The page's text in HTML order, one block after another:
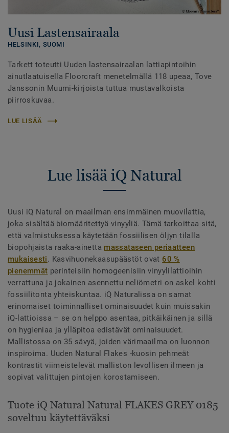
Uusi Lastensairaala
HELSINKI, SUOMI
Tarkett toteutti Uuden lastensairaalan lattiapintoihin
ainutlaatuisella Floorcraft menetelmällä 118 upeaa, Tove
Janssonin Muumi-kirjoista tuttua mustavalkoista
piirroskuvaa.
LUE LISÄÄ
Lue lisää iQ Natural
Uusi iQ Natural on maailman ensimmäinen muovilattia,
joka sisältää biomääritettyä vinyyliä. Tämä tarkoittaa sitä,
että valmistuksessa käytetään fossiilisen öljyn tilalla
biopohjaista raaka-ainetta massataseen periaatteen
mukaisesti. Kasvihuonekaasupäästöt ovat 60 %
pienemmät perinteisiin homogeenisiin vinyylilattioihin
verrattuna ja jokainen asennettu neliömetri on askel kohti
fossiilitonta yhteiskuntaa. iQ Naturalissa on samat
erinomaiset toiminnalliset ominaisuudet kuin muissakin
iQ-lattioissa – se on helppo asentaa, pitkäikäinen ja sillä
on hygieniaa ja ylläpitoa edistävät ominaisuudet.
Mallistossa on 35 sävyä, joiden värimaailma on luonnon
inspiroima. Uuden Natural Flakes -kuosin pehmeät
kontrastit viimeistelevät malliston levollisen ilmeen ja
sopivat valittujen pintojen korostamiseen.
Tuote iQ Natural Natural FLAKES GREY 0185
soveltuu käytettäväksi